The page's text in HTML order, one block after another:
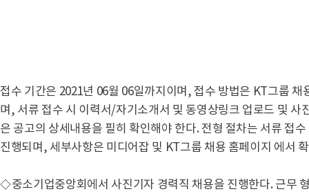
접수 기간은 2021년 06월 06일까지이며, 접수 방법은 KT그룹
며, 서류 접수 시 이력서/자기소개서 및 동영상링크 업로드 및 사
은 공고의 상세내용을 필히 확인해야 한다. 전형 절차는 서류 접
진행되며, 세부사항은 미디어잡 및 KT그룹 채용 홈페이지 에서
◇중소기업중앙회에서 사진기자 경력직 채용을 진행한다. 근무